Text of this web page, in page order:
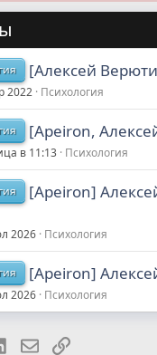
[Алексей
2022 Психология
[Apeiron,
в 11:13 Психология
[Apeiron]
2026 Психология
[Apeiron]
2026 Психология
LinkedInЭлектронная почта
Ссылка